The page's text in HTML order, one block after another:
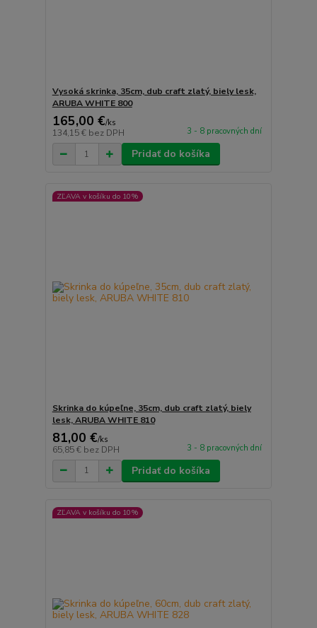
Vysoká skrinka, 35cm, dub craft zlatý, biely lesk,
ARUBA WHITE 800
165,00 €/ks
134,15 € bez DPH 3 - 8 pracovných dní
Pridať do košíka
ZĽAVA v košíku do 10%
Skrinka do kúpeľne, 35cm, dub craft zlatý, biely
lesk, ARUBA WHITE 810
81,00 €/ks
65,85 € bez DPH 3 - 8 pracovných dní
Pridať do košíka
ZĽAVA v košíku do 10%